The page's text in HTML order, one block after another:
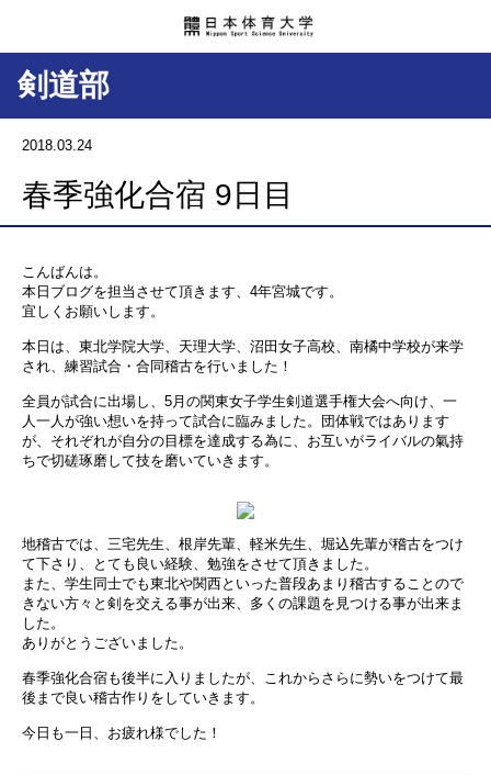
剣道部
2018.03.24
春季強化合宿 9日目
こんばんは。
本日ブログを担当させて頂きます、4年宮城です。
宜しくお願いします。
本日は、東北学院大学、天理大学、沼田女子高校、南橘中学校が来学
され、練習試合・合同稽古を行いました！
全員が試合に出場し、5月の関東女子学生剣道選手権大会へ向け、一
人一人が強い想いを持って試合に臨みました。団体戦ではあります
が、それぞれが自分の目標を達成する為に、お互いがライバルの氣持
ちで切磋琢磨して技を磨いていきます。
地稽古では、三宅先生、根岸先輩、軽米先生、堀込先輩が稽古をつけ
て下さり、とても良い経験、勉強をさせて頂きました。
また、学生同士でも東北や関西といった普段あまり稽古することので
きない方々と剣を交える事が出来、多くの課題を見つける事が出来ま
した。
ありがとうございました。
春季強化合宿も後半に入りましたが、これからさらに勢いをつけて最
後まで良い稽古作りをしていきます。
今日も一日、お疲れ様でした！